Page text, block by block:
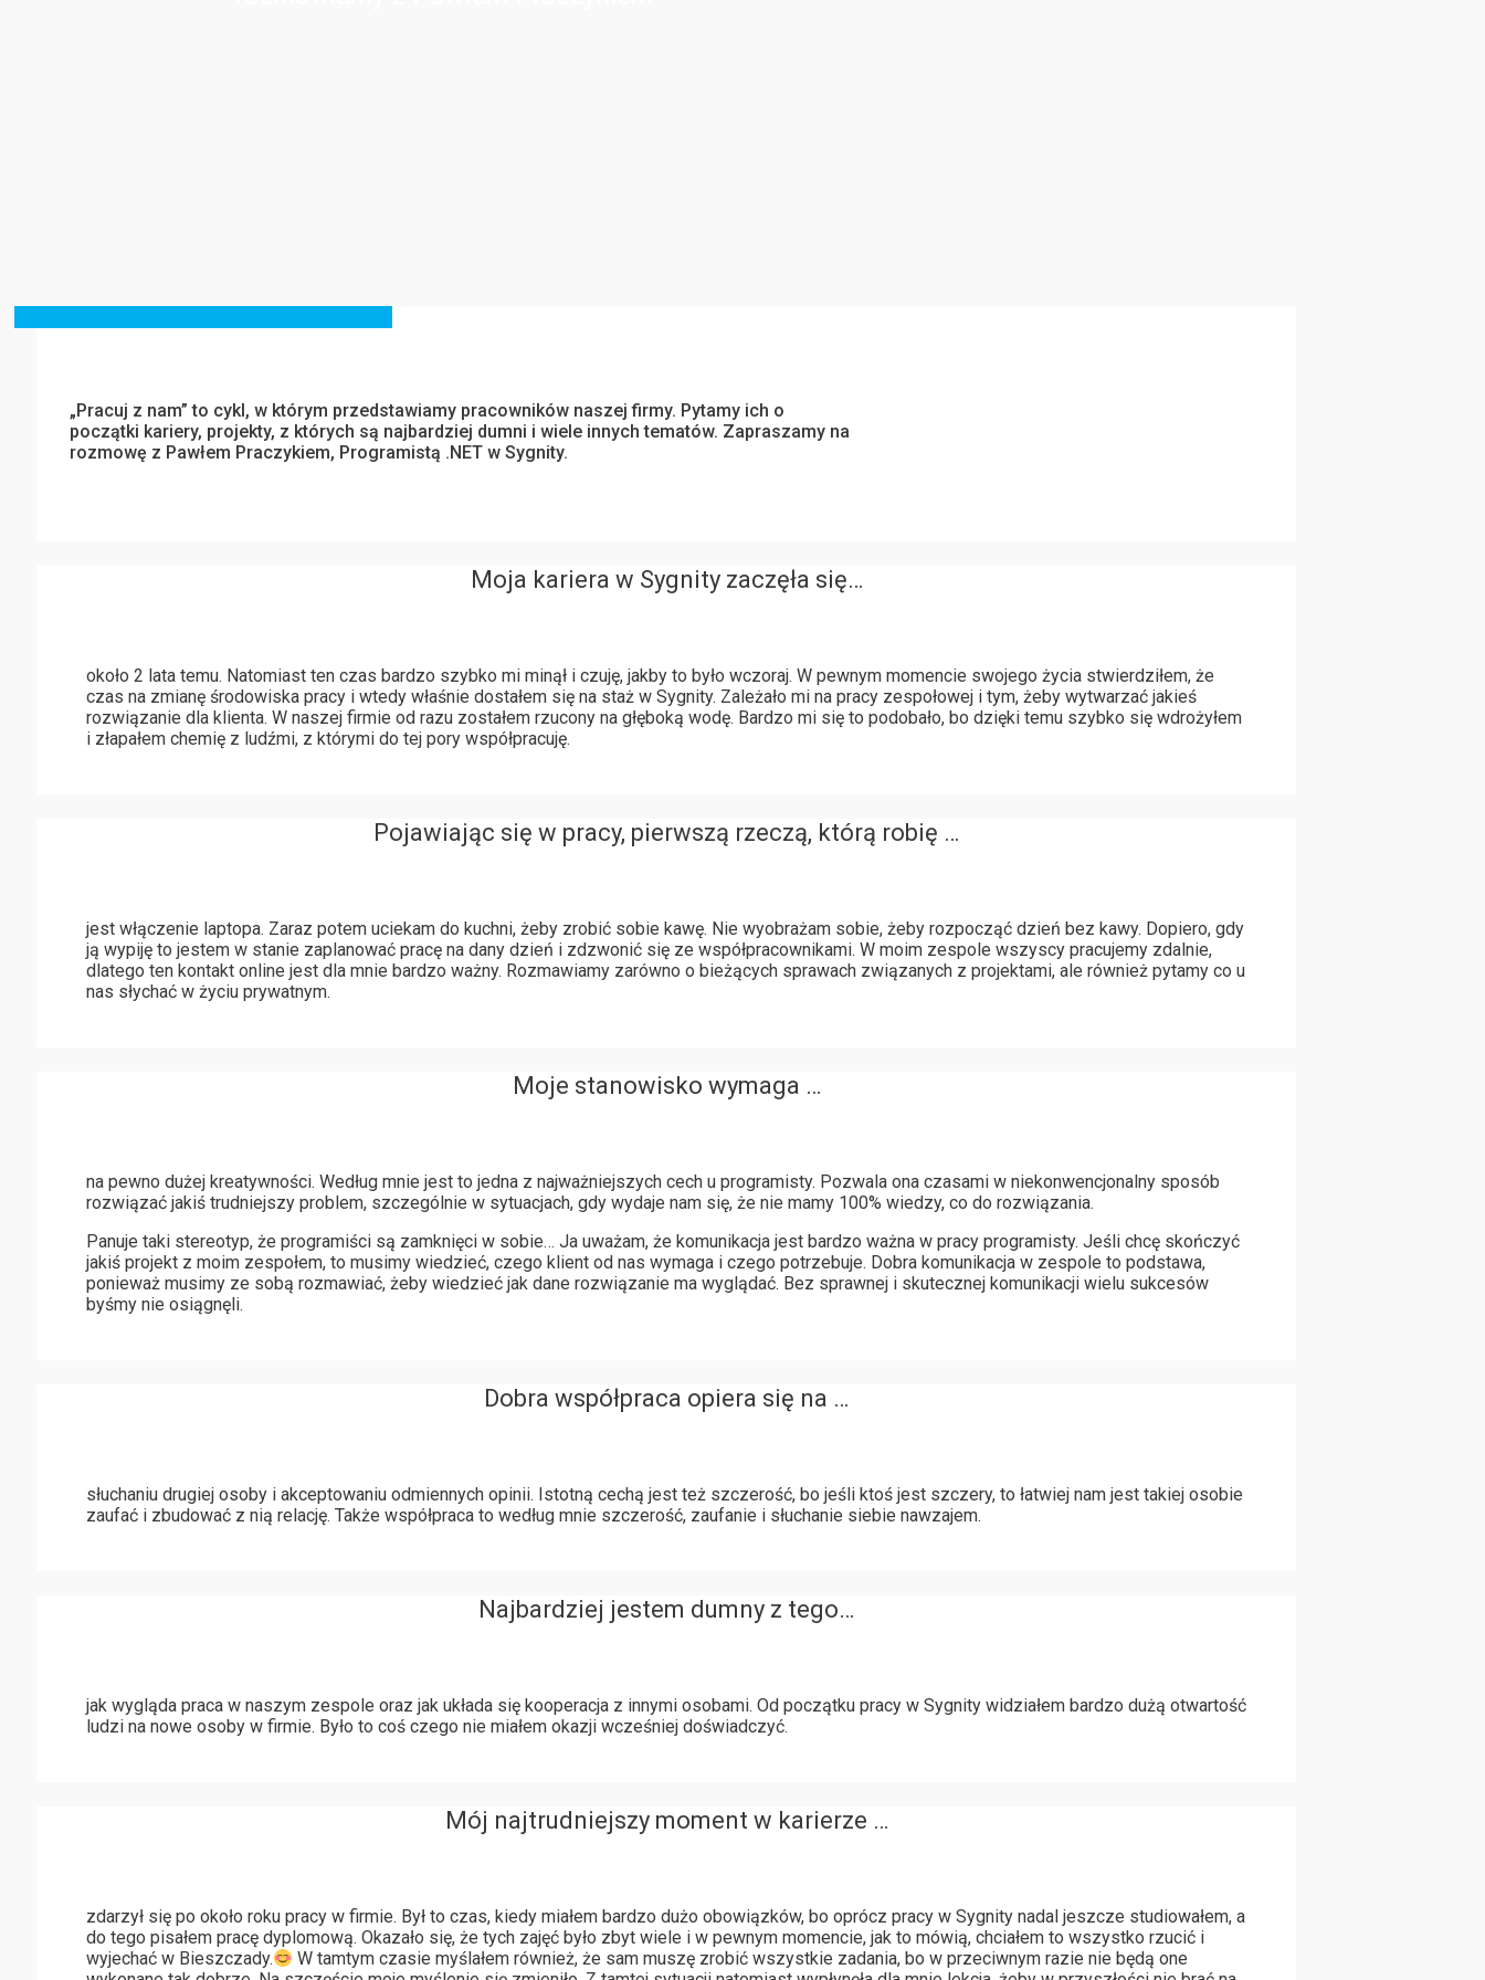
„Pracuj z nam” to cykl, w którym przedstawiamy pracowników naszej firmy. Pytamy ich o
początki kariery, projekty, z których są najbardziej dumni i wiele innych tematów. Zapraszamy na
rozmowę z Pawłem Praczykiem, Programistą .NET w Sygnity.
Moja kariera w Sygnity zaczęła się…
około 2 lata temu. Natomiast ten czas bardzo szybko mi minął i czuję, jakby to było wczoraj. W pewnym momencie swojego życia stwierdziłem, że
czas na zmianę środowiska pracy i wtedy właśnie dostałem się na staż w Sygnity. Zależało mi na pracy zespołowej i tym, żeby wytwarzać jakieś
rozwiązanie dla klienta. W naszej firmie od razu zostałem rzucony na głęboką wodę. Bardzo mi się to podobało, bo dzięki temu szybko się wdrożyłem
i złapałem chemię z ludźmi, z którymi do tej pory współpracuję.
Pojawiając się w pracy, pierwszą rzeczą, którą robię …
jest włączenie laptopa. Zaraz potem uciekam do kuchni, żeby zrobić sobie kawę. Nie wyobrażam sobie, żeby rozpocząć dzień bez kawy. Dopiero, gdy
ją wypiję to jestem w stanie zaplanować pracę na dany dzień i zdzwonić się ze współpracownikami. W moim zespole wszyscy pracujemy zdalnie,
dlatego ten kontakt online jest dla mnie bardzo ważny. Rozmawiamy zarówno o bieżących sprawach związanych z projektami, ale również pytamy co u
nas słychać w życiu prywatnym.
Moje stanowisko wymaga …
na pewno dużej kreatywności. Według mnie jest to jedna z najważniejszych cech u programisty. Pozwala ona czasami w niekonwencjonalny sposób
rozwiązać jakiś trudniejszy problem, szczególnie w sytuacjach, gdy wydaje nam się, że nie mamy 100% wiedzy, co do rozwiązania.
Panuje taki stereotyp, że programiści są zamknięci w sobie… Ja uważam, że komunikacja jest bardzo ważna w pracy programisty. Jeśli chcę skończyć
jakiś projekt z moim zespołem, to musimy wiedzieć, czego klient od nas wymaga i czego potrzebuje. Dobra komunikacja w zespole to podstawa,
ponieważ musimy ze sobą rozmawiać, żeby wiedzieć jak dane rozwiązanie ma wyglądać. Bez sprawnej i skutecznej komunikacji wielu sukcesów
byśmy nie osiągnęli.
Dobra współpraca opiera się na …
słuchaniu drugiej osoby i akceptowaniu odmiennych opinii. Istotną cechą jest też szczerość, bo jeśli ktoś jest szczery, to łatwiej nam jest takiej osobie
zaufać i zbudować z nią relację. Także współpraca to według mnie szczerość, zaufanie i słuchanie siebie nawzajem.
Najbardziej jestem dumny z tego…
jak wygląda praca w naszym zespole oraz jak układa się kooperacja z innymi osobami. Od początku pracy w Sygnity widziałem bardzo dużą otwartość
ludzi na nowe osoby w firmie. Było to coś czego nie miałem okazji wcześniej doświadczyć.
Mój najtrudniejszy moment w karierze …
zdarzył się po około roku pracy w firmie. Był to czas, kiedy miałem bardzo dużo obowiązków, bo oprócz pracy w Sygnity nadal jeszcze studiowałem, a
do tego pisałem pracę dyplomową. Okazało się, że tych zajęć było zbyt wiele i w pewnym momencie, jak to mówią, chciałem to wszystko rzucić i
wyjechać w Bieszczady.
W tamtym czasie myślałem również, że sam muszę zrobić wszystkie zadania, bo w przeciwnym razie nie będą one